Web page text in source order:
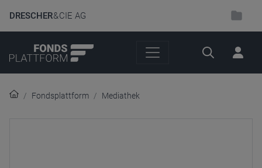
DRESCHER& CIE AG
Suche
Fondsplattform Mediathek